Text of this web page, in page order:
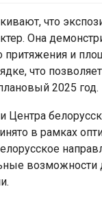
что
Она
притяжения и
что
2025 год.
в рамках
возможности